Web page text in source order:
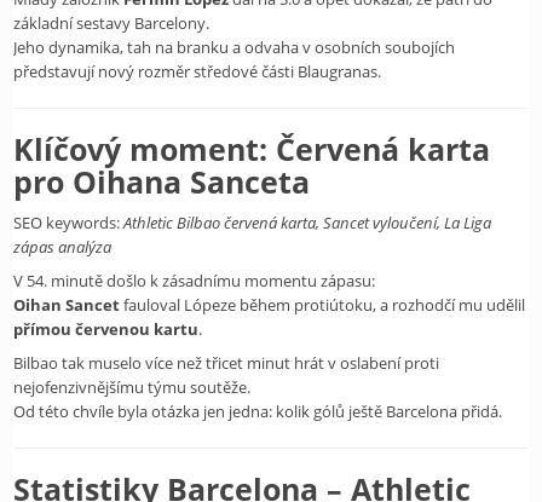
základní sestavy Barcelony.
Jeho dynamika, tah na branku a odvaha v osobních soubojích
představují nový rozměr středové části Blaugranas.
Klíčový moment: Červená karta
pro Oihana Sanceta
SEO keywords:Athletic Bilbao červená karta, Sancet vyloučení, La Liga
zápas analýza
V 54. minutě došlo k zásadnímu momentu zápasu:
Oihan Sancetfauloval Lópeze během protiútoku, a rozhodčí mu udělil
přímou červenou kartu.
Bilbao tak muselo více než třicet minut hrát v oslabení proti
nejofenzivnějšímu týmu soutěže.
Od této chvíle byla otázka jen jedna: kolik gólů ještě Barcelona přidá.
Statistiky Barcelona – Athletic